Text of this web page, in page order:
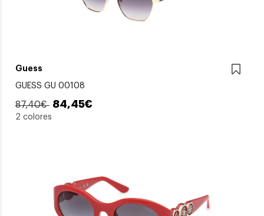
Guess
GUESS GU 00108
87,40€ 84,45€
2 colores